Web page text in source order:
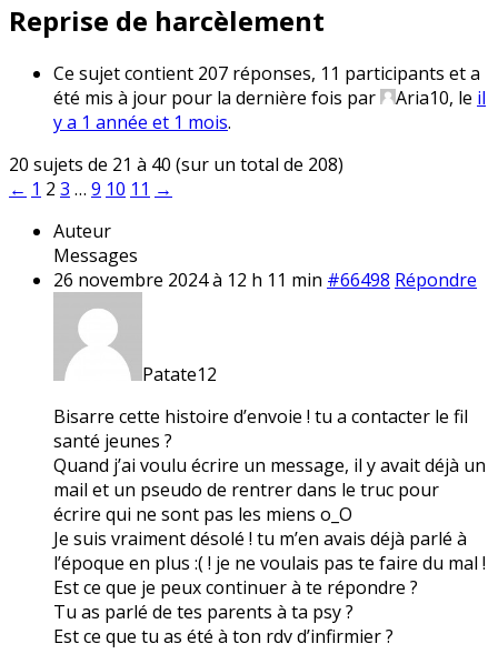
Reprise de harcèlement
Ce sujet contient 207 réponses, 11 participants et a
été mis à jour pour la dernière fois par
Aria10, le il
y a 1 année et 1 mois.
20 sujets de 21 à 40 (sur un total de 208)
← 1 2 3 … 9 10 11 →
Auteur
Messages
26 novembre 2024 à 12 h 11 min #66498 Répondre
Patate12
Bisarre cette histoire d’envoie ! tu a contacter le fil
santé jeunes ?
Quand j’ai voulu écrire un message, il y avait déjà un
mail et un pseudo de rentrer dans le truc pour
écrire qui ne sont pas les miens o_O
Je suis vraiment désolé ! tu m’en avais déjà parlé à
l’époque en plus :( ! je ne voulais pas te faire du mal !
Est ce que je peux continuer à te répondre ?
Tu as parlé de tes parents à ta psy ?
Est ce que tu as été à ton rdv d’infirmier ?